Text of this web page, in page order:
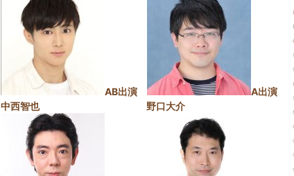
AB出演
A出演
中西智也 野口大介